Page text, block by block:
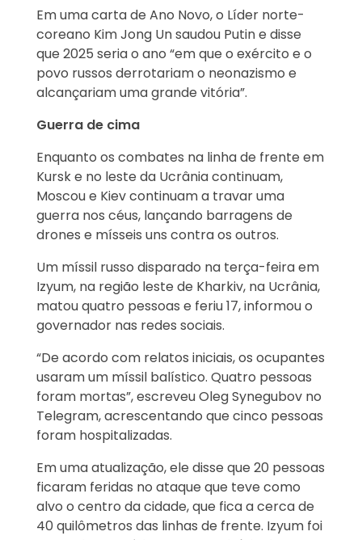
Em uma carta de Ano Novo, o Líder norte-
coreano Kim Jong Un saudou Putin e disse
que 2025 seria o ano “em que o exército e o
povo russos derrotariam o neonazismo e
alcançariam uma grande vitória”.
Guerra de cima
Enquanto os combates na linha de frente em
Kursk e no leste da Ucrânia continuam,
Moscou e Kiev continuam a travar uma
guerra nos céus, lançando barragens de
drones e mísseis uns contra os outros.
Um míssil russo disparado na terça-feira em
Izyum, na região leste de Kharkiv, na Ucrânia,
matou quatro pessoas e feriu 17, informou o
governador nas redes sociais.
“De acordo com relatos iniciais, os ocupantes
usaram um míssil balístico. Quatro pessoas
foram mortas”, escreveu Oleg Synegubov no
Telegram, acrescentando que cinco pessoas
foram hospitalizadas.
Em uma atualização, ele disse que 20 pessoas
ficaram feridas no ataque que teve como
alvo o centro da cidade, que fica a cerca de
40 quilômetros das linhas de frente. Izyum foi